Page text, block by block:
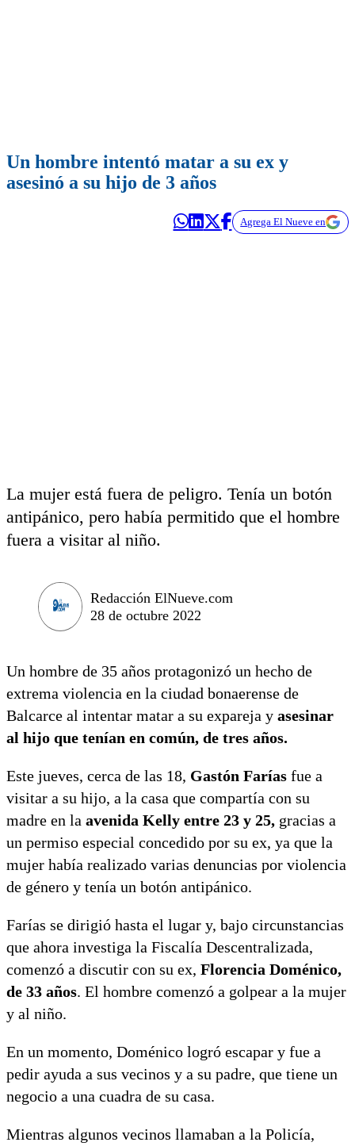
Un hombre intentó matar a su ex y
asesinó a su hijo de 3 años
Agrega El Nueve en
La mujer está fuera de peligro. Tenía un botón
antipánico, pero había permitido que el hombre
fuera a visitar al niño.
Redacción ElNueve.com
28 de octubre 2022
Un hombre de 35 años protagonizó un hecho de
extrema violencia en la ciudad bonaerense de
Balcarce al intentar matar a su expareja y asesinar
al hijo que tenían en común, de tres años.
Este jueves, cerca de las 18, Gastón Farías fue a
visitar a su hijo, a la casa que compartía con su
madre en la avenida Kelly entre 23 y 25, gracias a
un permiso especial concedido por su ex, ya que la
mujer había realizado varias denuncias por violencia
de género y tenía un botón antipánico.
Farías se dirigió hasta el lugar y, bajo circunstancias
que ahora investiga la Fiscalía Descentralizada,
comenzó a discutir con su ex, Florencia Doménico,
de 33 años. El hombre comenzó a golpear a la mujer
y al niño.
En un momento, Doménico logró escapar y fue a
pedir ayuda a sus vecinos y a su padre, que tiene un
negocio a una cuadra de su casa.
Mientras algunos vecinos llamaban a la Policía,